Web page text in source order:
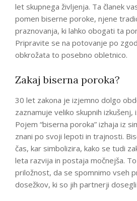
let skupnega življenja. Ta članek
pomen biserne poroke, njene
praznovanja, ki lahko obogati ta
Pripravite se na potovanje po
obkrožata to posebno obletnico.
Zakaj biserna poroka?
30 let zakona je izjemno dolgo
zaznamuje veliko skupnih izkušenj,
Pojem “biserna poroka” izhaja iz
znani po svoji lepoti in trajnosti.
čas, kar simbolizira, kako se tudi
leta razvija in postaja močnejša.
priložnost, da se spomnimo vseh
dosežkov, ki so jih partnerji